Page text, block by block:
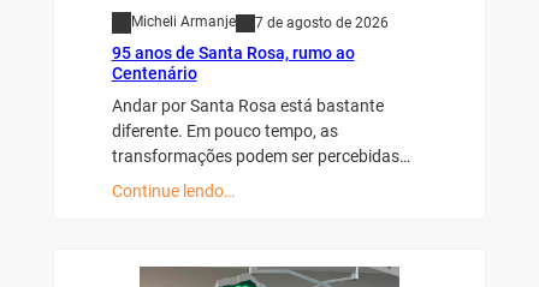
Micheli Armanje 7 de agosto de 2026
95 anos de Santa Rosa, rumo ao
Centenário
Andar por Santa Rosa está bastante
diferente. Em pouco tempo, as
transformações podem ser percebidas…
Continue lendo…